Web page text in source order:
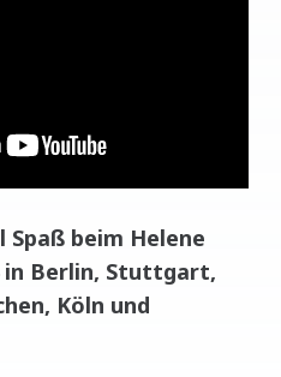
Spaß beim Helene
in Berlin, Stuttgart,
Köln und